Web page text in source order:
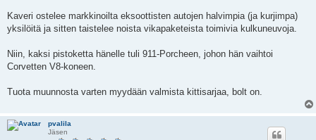
Kaveri ostelee markkinoilta eksoottisten autojen halvimpia (ja kurjimpa)
yksilöitä ja sitten taistelee noista vikapaketeista toimivia kulkuneuvoja.
Niin, kaksi pistoketta hänelle tuli 911-Porcheen, johon hän vaihtoi
Corvetten V8-koneen.
Tuota muunnosta varten myydään valmista kittisarjaa, bolt on.
pvalila
Jäsen